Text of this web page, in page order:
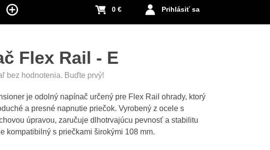
French
Swedish
Portuguese
Greek
Prihlásiť sa
0 €
Flex Rail - E
je odolný napínač určený pre Flex Rail ohrady, ktorý
a presné napnutie priečok. Vyrobený z ocele s
úpravou, zaručuje dlhotrvajúcu pevnosť a stabilitu
kompatibilný s priečkami širokými 108 mm.
bez hodnotenia. Buďte prvý!